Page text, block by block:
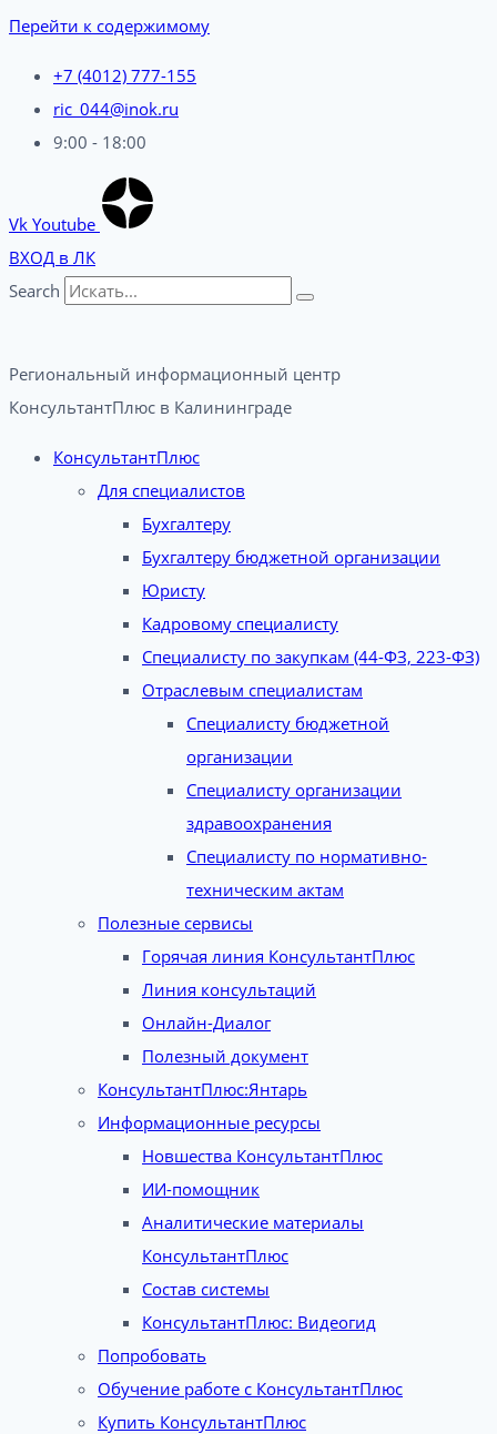
Перейти к содержимому
+7 (4012) 777-155
ric_044@inok.ru
9:00 - 18:00
Vk Youtube
ВХОД в ЛК
Search
Региональный информационный центр
КонсультантПлюс в Калининграде​
КонсультантПлюс
Для специалистов
Бухгалтеру
Бухгалтеру бюджетной организации
Юристу
Кадровому специалисту
Специалисту по закупкам (44-ФЗ, 223-ФЗ)
Отраслевым специалистам
Специалисту бюджетной
организации
Специалисту организации
здравоохранения
Специалисту по нормативно-
техническим актам
Полезные сервисы
Горячая линия КонсультантПлюс
Линия консультаций
Онлайн-Диалог
Полезный документ
КонсультантПлюс:Янтарь
Информационные ресурсы
Новшества КонсультантПлюс
ИИ-помощник
Аналитические материалы
КонсультантПлюс
Состав системы
КонсультантПлюс: Видеогид
Попробовать
Обучение работе с КонсультантПлюс
Купить КонсультантПлюс